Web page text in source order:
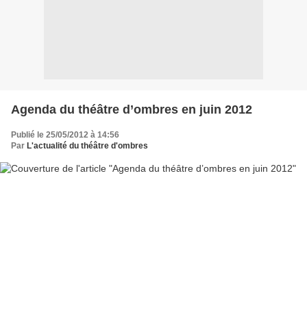
Agenda du théâtre d’ombres en juin 2012
Publié le 25/05/2012 à 14:56
Par L'actualité du théâtre d'ombres